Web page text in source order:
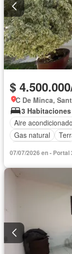
$
C De Minca,
3 Habitaciones
Aire acondicionado
Gas natural
07/07/2026 en -